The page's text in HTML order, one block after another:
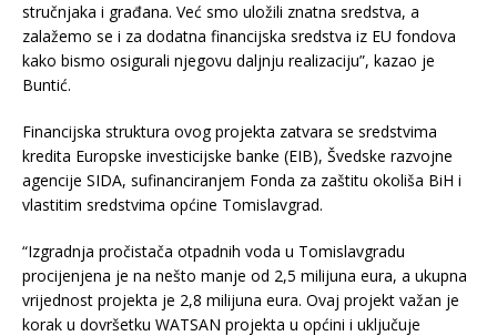
stručnjaka i građana. Već smo uložili znatna sredstva, a
zalažemo se i za dodatna financijska sredstva iz EU fondova
kako bismo osigurali njegovu daljnju realizaciju”, kazao je
Buntić.
Financijska struktura ovog projekta zatvara se sredstvima
kredita Europske investicijske banke (EIB), Švedske razvojne
agencije SIDA, sufinanciranjem Fonda za zaštitu okoliša BiH i
vlastitim sredstvima općine Tomislavgrad.
“Izgradnja pročistača otpadnih voda u Tomislavgradu
procijenjena je na nešto manje od 2,5 milijuna eura, a ukupna
vrijednost projekta je 2,8 milijuna eura. Ovaj projekt važan je
korak u dovršetku WATSAN projekta u općini i uključuje